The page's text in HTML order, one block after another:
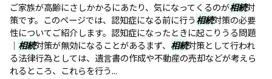
ご家族が高齢にさしかかるにあたり、気になってくるのが相続対
策です。このページでは、認知症になる前に行う相続対策の必要
性についてご紹介します。認知症になったときに起こりうる問題
｜ 相続対策が無効になることがあるまず、 相続対策として行われ
る法律行為としては、遺言書の作成や不動産の売却などが考えら
れるところ、これらを行う...